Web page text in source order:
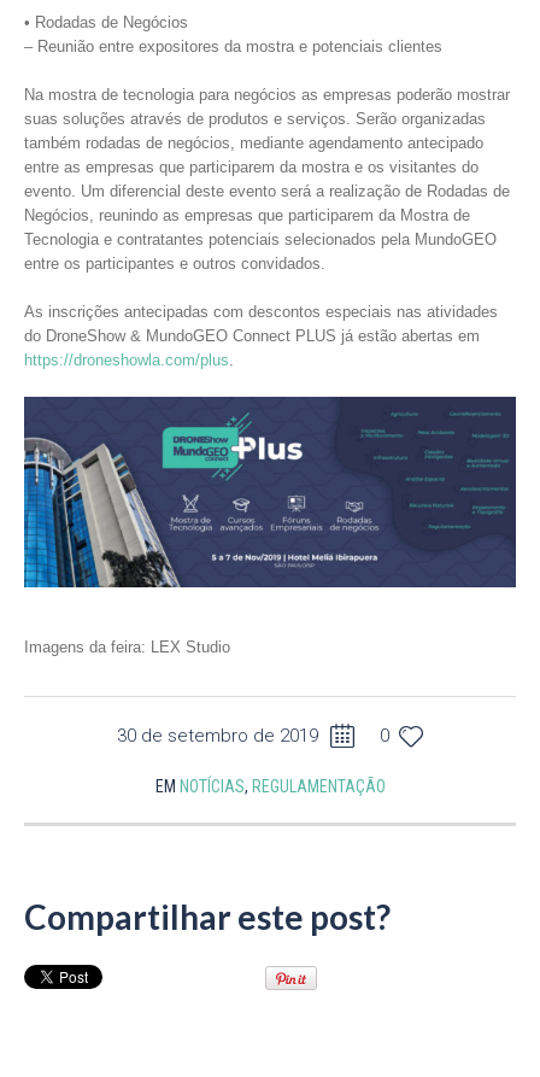
• Rodadas de Negócios
– Reunião entre expositores da mostra e potenciais clientes
Na mostra de tecnologia para negócios as empresas poderão mostrar
suas soluções através de produtos e serviços. Serão organizadas
também rodadas de negócios, mediante agendamento antecipado
entre as empresas que participarem da mostra e os visitantes do
evento. Um diferencial deste evento será a realização de Rodadas de
Negócios, reunindo as empresas que participarem da Mostra de
Tecnologia e contratantes potenciais selecionados pela MundoGEO
entre os participantes e outros convidados.
As inscrições antecipadas com descontos especiais nas atividades
do DroneShow & MundoGEO Connect PLUS já estão abertas em
https://droneshowla.com/plus
Imagens da feira: LEX Studio
30 de setembro de 2019 0
EM NOTÍCIAS, REGULAMENTAÇÃO
Compartilhar este post?